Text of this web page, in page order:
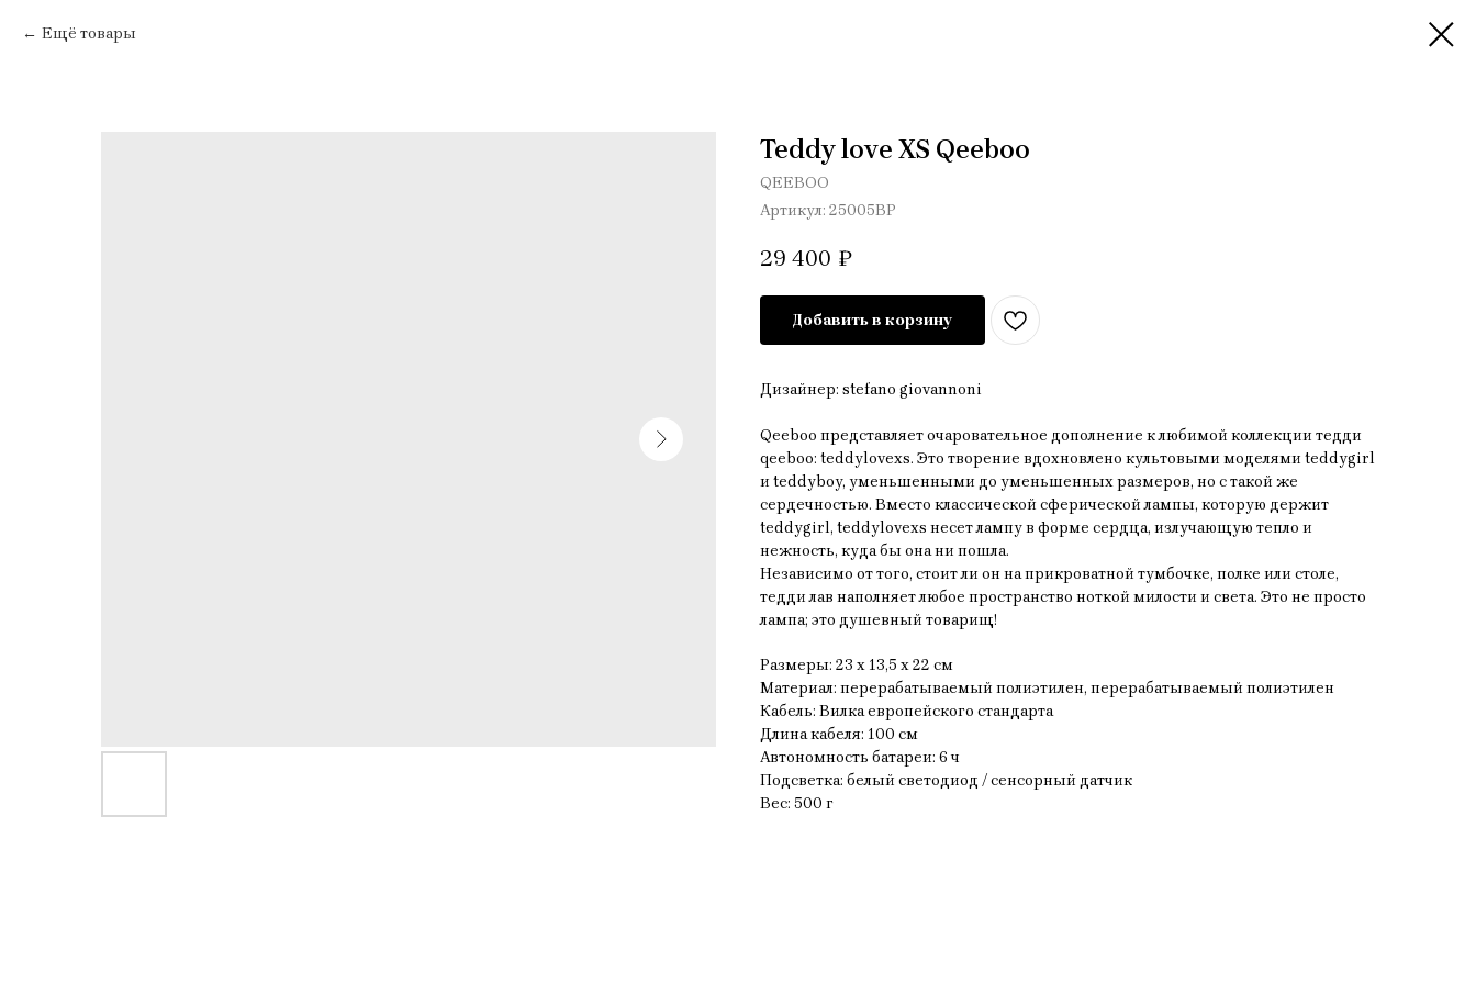
Ещё товары
Teddy love XS Qeeboo
QEEBOO
Артикул: 25005BP
29 400 ₽
Добавить в корзину
Дизайнер: stefano giovannoni
Qeeboo представляет очаровательное дополнение к любимой коллекции тедди
qeeboo: teddylovexs. Это творение вдохновлено культовыми моделями teddygirl
и teddyboy, уменьшенными до уменьшенных размеров, но с такой же
сердечностью. Вместо классической сферической лампы, которую держит
teddygirl, teddylovexs несет лампу в форме сердца, излучающую тепло и
нежность, куда бы она ни пошла.
Независимо от того, стоит ли он на прикроватной тумбочке, полке или столе,
тедди лав наполняет любое пространство ноткой милости и света. Это не просто
лампа; это душевный товарищ!
Размеры: 23 x 13,5 x 22 см
Материал: перерабатываемый полиэтилен, перерабатываемый полиэтилен
Кабель: Вилка европейского стандарта
Длина кабеля: 100 см
Автономность батареи: 6 ч
Подсветка: белый светодиод / сенсорный датчик
Вес: 500 г